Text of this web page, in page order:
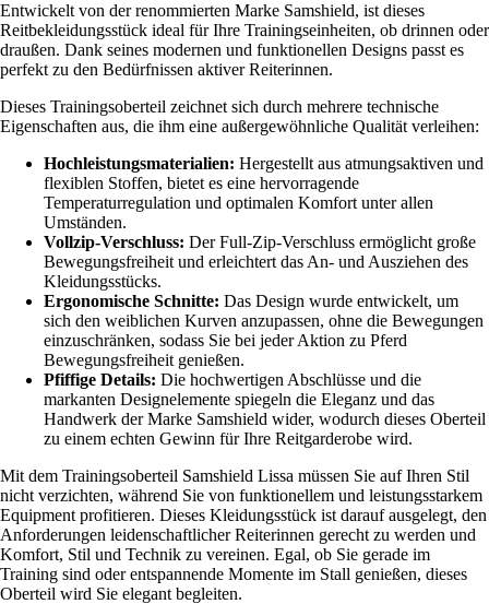
Entwickelt von der renommierten Marke Samshield, ist dieses
Reitbekleidungsstück ideal für Ihre Trainingseinheiten, ob drinnen oder
draußen. Dank seines modernen und funktionellen Designs passt es
perfekt zu den Bedürfnissen aktiver Reiterinnen.
Dieses Trainingsoberteil zeichnet sich durch mehrere technische
Eigenschaften aus, die ihm eine außergewöhnliche Qualität verleihen:
Hochleistungsmaterialien: Hergestellt aus atmungsaktiven und
flexiblen Stoffen, bietet es eine hervorragende
Temperaturregulation und optimalen Komfort unter allen
Umständen.
Vollzip-Verschluss: Der Full-Zip-Verschluss ermöglicht große
Bewegungsfreiheit und erleichtert das An- und Ausziehen des
Kleidungsstücks.
Ergonomische Schnitte: Das Design wurde entwickelt, um
sich den weiblichen Kurven anzupassen, ohne die Bewegungen
einzuschränken, sodass Sie bei jeder Aktion zu Pferd
Bewegungsfreiheit genießen.
Pfiffige Details: Die hochwertigen Abschlüsse und die
markanten Designelemente spiegeln die Eleganz und das
Handwerk der Marke Samshield wider, wodurch dieses Oberteil
zu einem echten Gewinn für Ihre Reitgarderobe wird.
Mit dem Trainingsoberteil Samshield Lissa müssen Sie auf Ihren Stil
nicht verzichten, während Sie von funktionellem und leistungsstarkem
Equipment profitieren. Dieses Kleidungsstück ist darauf ausgelegt, den
Anforderungen leidenschaftlicher Reiterinnen gerecht zu werden und
Komfort, Stil und Technik zu vereinen. Egal, ob Sie gerade im
Training sind oder entspannende Momente im Stall genießen, dieses
Oberteil wird Sie elegant begleiten.